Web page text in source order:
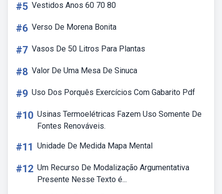
#5 Vestidos Anos 60 70 80
#6 Verso De Morena Bonita
#7 Vasos De 50 Litros Para Plantas
#8 Valor De Uma Mesa De Sinuca
#9 Uso Dos Porquês Exercícios Com Gabarito Pdf
#10 Usinas Termoelétricas Fazem Uso Somente De
Fontes Renováveis.
#11 Unidade De Medida Mapa Mental
#12 Um Recurso De Modalização Argumentativa
Presente Nesse Texto é...